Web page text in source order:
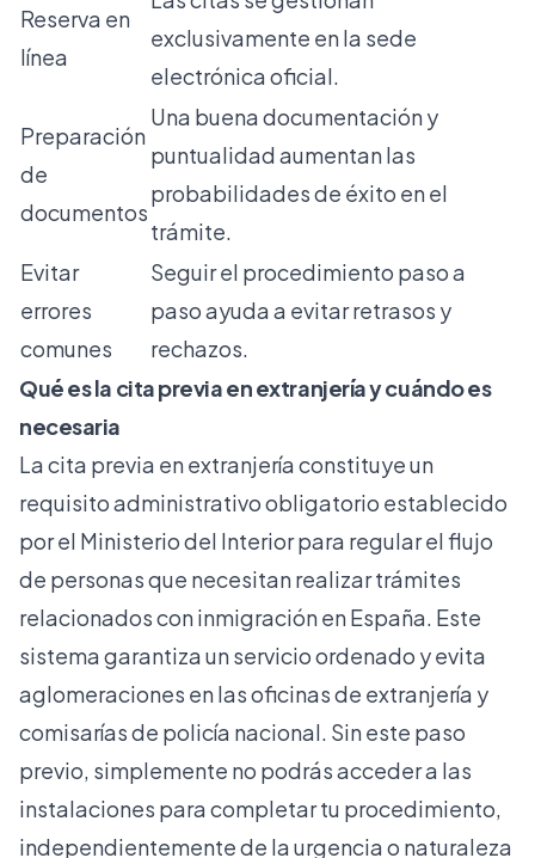
Reserva en
línea
exclusivamente en la sede
electrónica oficial.
Preparación
de
documentos
Una buena documentación y
puntualidad aumentan las
probabilidades de éxito en el
trámite.
Evitar
errores
comunes
Seguir el procedimiento paso a
paso ayuda a evitar retrasos y
rechazos.
Qué es la cita previa en extranjería y cuándo es
necesaria
La cita previa en extranjería constituye un
requisito administrativo obligatorio establecido
por el Ministerio del Interior para regular el flujo
de personas que necesitan realizar trámites
relacionados coninmigración en España. Este
sistema garantiza un servicio ordenado y evita
aglomeraciones en las oficinas de extranjería y
comisarías de policía nacional. Sin este paso
previo, simplemente no podrás acceder a las
instalaciones para completar tu procedimiento,
independientemente de la urgencia o naturaleza